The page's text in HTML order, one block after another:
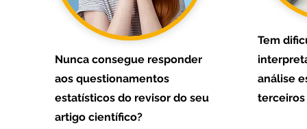
Nunca consegue responder
aos questionamentos
estatísticos do revisor do seu
artigo científico?
Tem
análise
terceiros